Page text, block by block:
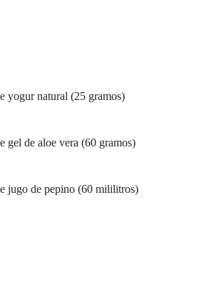
yogur natural (25 gramos)
gel de aloe vera (60 gramos)
jugo de pepino (60 mililitros)